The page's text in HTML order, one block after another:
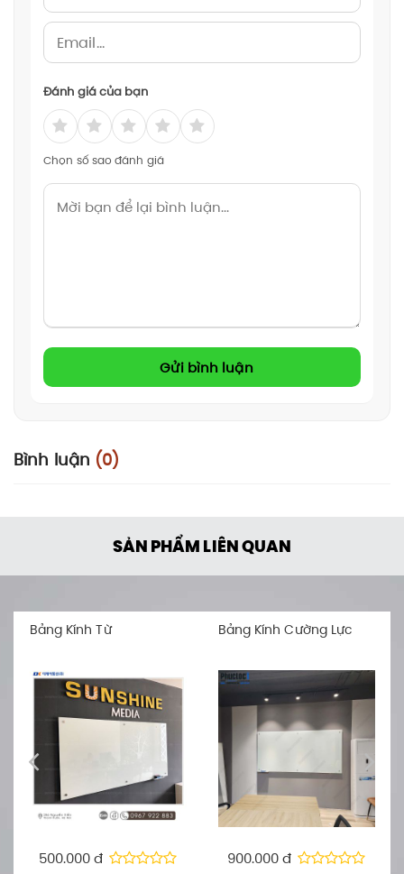
Đánh giá của bạn
Chọn số sao đánh giá
Gửi bình luận
Bình luận (0)
SẢN PHẨM LIÊN QUAN
Bảng Kính Từ
500.000 đ
Bảng Kính Cường Lực
900.000 đ